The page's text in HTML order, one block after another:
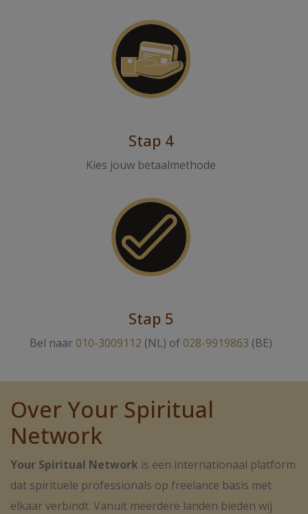
Stap 4
Kies jouw betaalmethode
Stap 5
Bel naar 010-3009112 (NL) of 028-9919863 (BE)
Over Your Spiritual
Network
Your Spiritual Network is een internationaal platform
dat spirituele professionals op freelance basis met
elkaar verbindt. Vanuit meerdere landen bieden wij